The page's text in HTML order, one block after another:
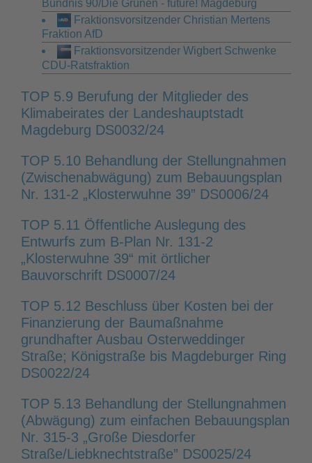
Bündnis 90/Die Grünen - future! Magdeburg
Fraktionsvorsitzender Christian Mertens
Fraktion AfD
Fraktionsvorsitzender Wigbert Schwenke
CDU-Ratsfraktion
TOP 5.9 Berufung der Mitglieder des
Klimabeirates der Landeshauptstadt
Magdeburg DS0032/24
TOP 5.10 Behandlung der Stellungnahmen
(Zwischenabwägung) zum Bebauungsplan
Nr. 131-2 „Klosterwuhne 39” DS0006/24
TOP 5.11 Öffentliche Auslegung des
Entwurfs zum B-Plan Nr. 131-2
„Klosterwuhne 39“ mit örtlicher
Bauvorschrift DS0007/24
TOP 5.12 Beschluss über Kosten bei der
Finanzierung der Baumaßnahme
grundhafter Ausbau Osterweddinger
Straße; Königstraße bis Magdeburger Ring
DS0022/24
TOP 5.13 Behandlung der Stellungnahmen
(Abwägung) zum einfachen Bebauungsplan
Nr. 315-3 „Große Diesdorfer
Straße/Liebknechtstraße” DS0025/24